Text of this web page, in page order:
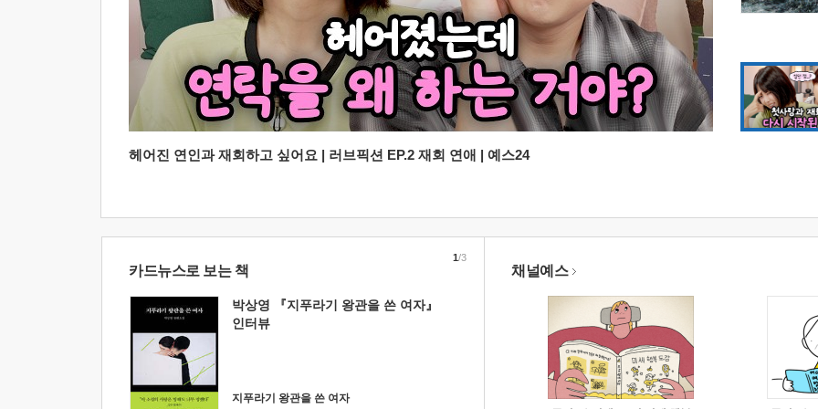
헤어진 연인과 재회하고 싶어요 | 러브픽션 EP.2 재회 연애 | 예스24
카드뉴스로 보는 책
박상영 『지푸라기 왕관을 쓴 여자』
인터뷰
지푸라기 왕관을 쓴 여자
1/3
채널예스